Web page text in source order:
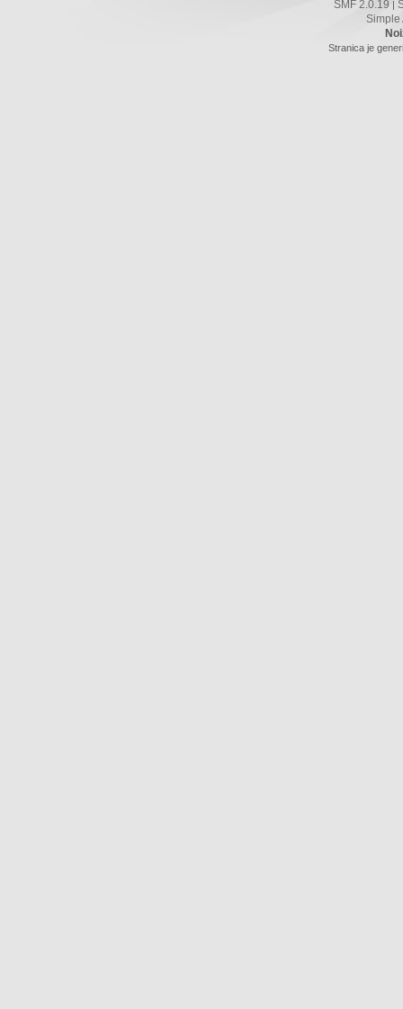
SMF 2.0.19 |
Simple
Stranica je